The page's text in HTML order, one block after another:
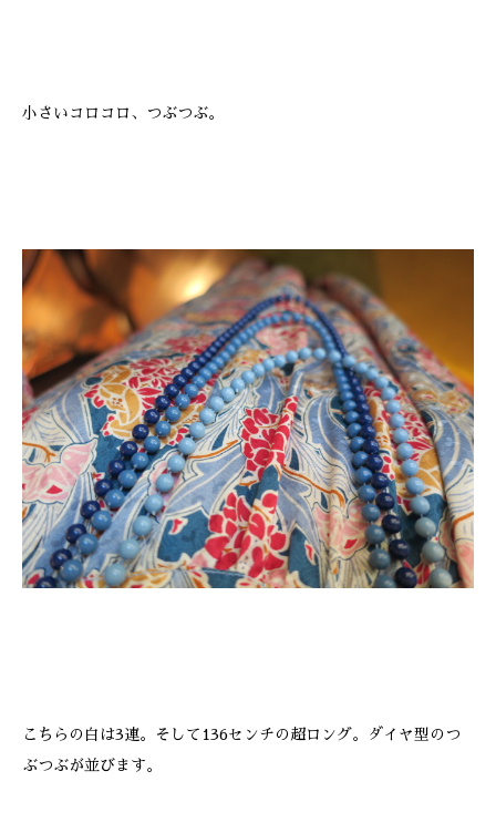
小さいコロコロ、つぶつぶ。
こちらの白は3連。そして136センチの超ロング。ダイヤ型のつ
ぶつぶが並びます。